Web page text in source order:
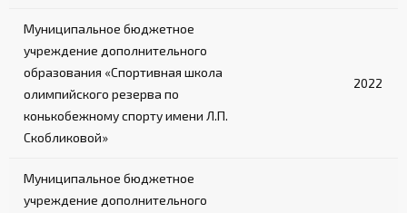
Муниципальное бюджетное
учреждение дополнительного
образования «Спортивная школа
олимпийского резерва по
конькобежному спорту имени Л.П.
Скобликовой»
2022
Муниципальное бюджетное
учреждение дополнительного